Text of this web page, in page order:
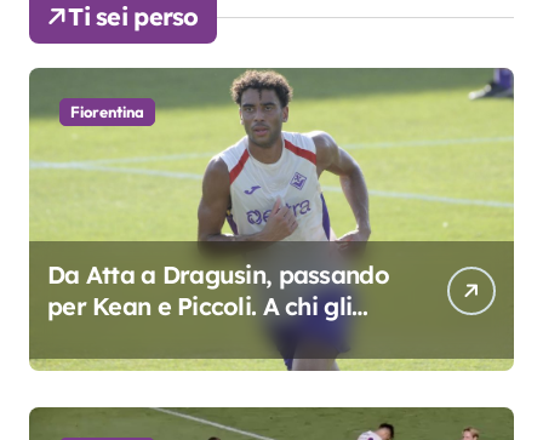
Ti sei perso
Fiorentina
Da Atta a Dragusin, passando
per Kean e Piccoli. A chi gli
oscar del precampionato?